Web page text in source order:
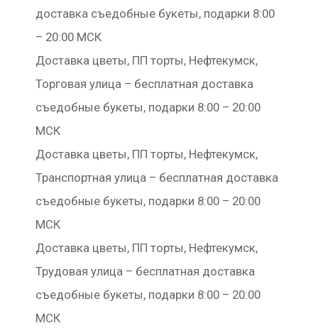
доставка съедобные букеты, подарки 8:00
– 20:00 МСК
Доставка цветы, ПП торты, Нефтекумск,
Торговая улица – бесплатная доставка
съедобные букеты, подарки 8:00 – 20:00
МСК
Доставка цветы, ПП торты, Нефтекумск,
Транспортная улица – бесплатная доставка
съедобные букеты, подарки 8:00 – 20:00
МСК
Доставка цветы, ПП торты, Нефтекумск,
Трудовая улица – бесплатная доставка
съедобные букеты, подарки 8:00 – 20:00
МСК